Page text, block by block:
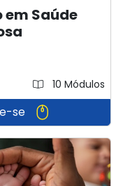
Saúde
10 Módulos
se